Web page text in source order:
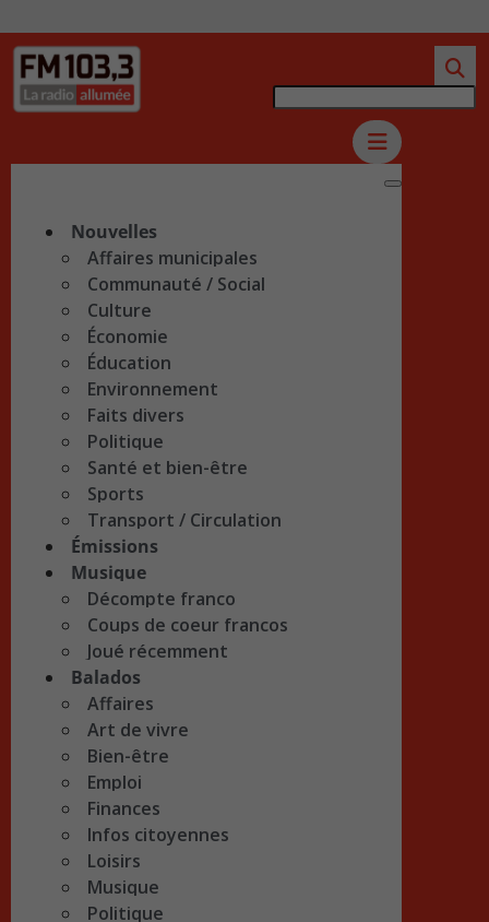
Nouvelles
Affaires municipales
Communauté / Social
Culture
Économie
Éducation
Environnement
Faits divers
Politique
Santé et bien-être
Sports
Transport / Circulation
Émissions
Musique
Décompte franco
Coups de coeur francos
Joué récemment
Balados
Affaires
Art de vivre
Bien-être
Emploi
Finances
Infos citoyennes
Loisirs
Musique
Politique